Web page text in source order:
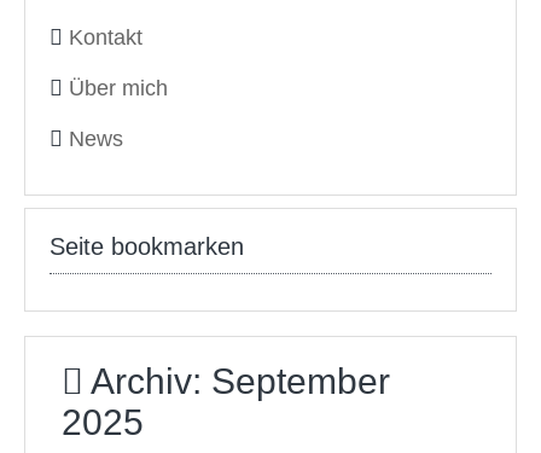
Kontakt
Über mich
News
Seite bookmarken
Archiv: September
2025